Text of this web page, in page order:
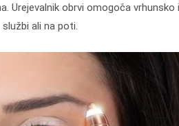
obrvi omogoča
službi ali na poti.